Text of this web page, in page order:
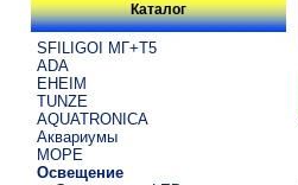
Каталог
SFILIGOI МГ+Т5
ADA
EHEIM
TUNZE
AQUATRONICA
Аквариумы
МОРЕ
Освещение